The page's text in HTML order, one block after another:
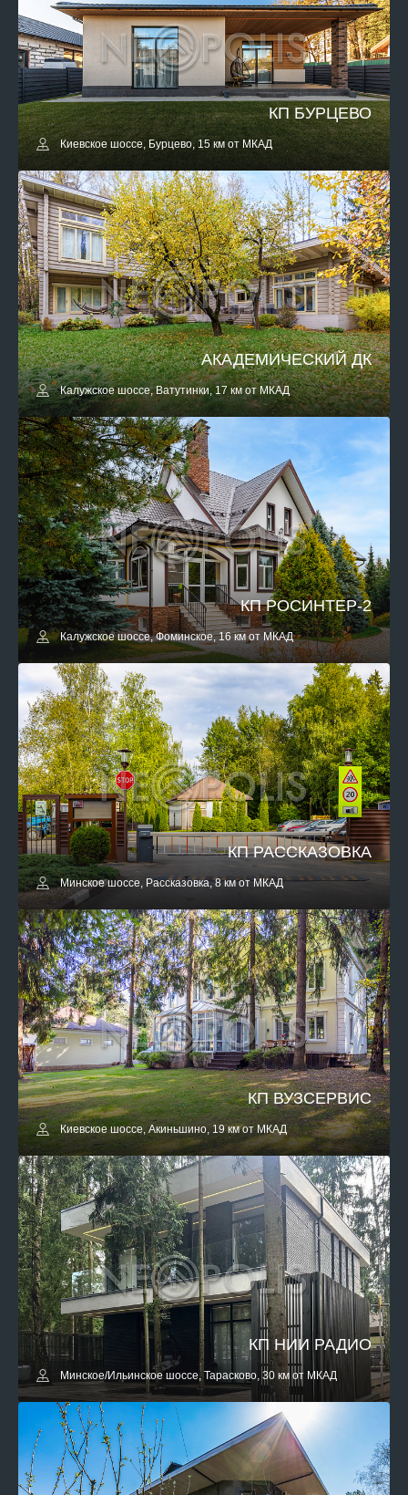
КП БУРЦЕВО
Киевское шоссе, Бурцево, 15 км от МКАД
АКАДЕМИЧЕСКИЙ ДК
Калужское шоссе, Ватутинки, 17 км от МКАД
КП РОСИНТЕР-2
Калужское шоссе, Фоминское, 16 км от МКАД
КП РАССКАЗОВКА
Минское шоссе, Рассказовка, 8 км от МКАД
КП ВУЗСЕРВИС
Киевское шоссе, Акиньшино, 19 км от МКАД
КП НИИ РАДИО
Минское/Ильинское шоссе, Тарасково, 30 км от МКАД